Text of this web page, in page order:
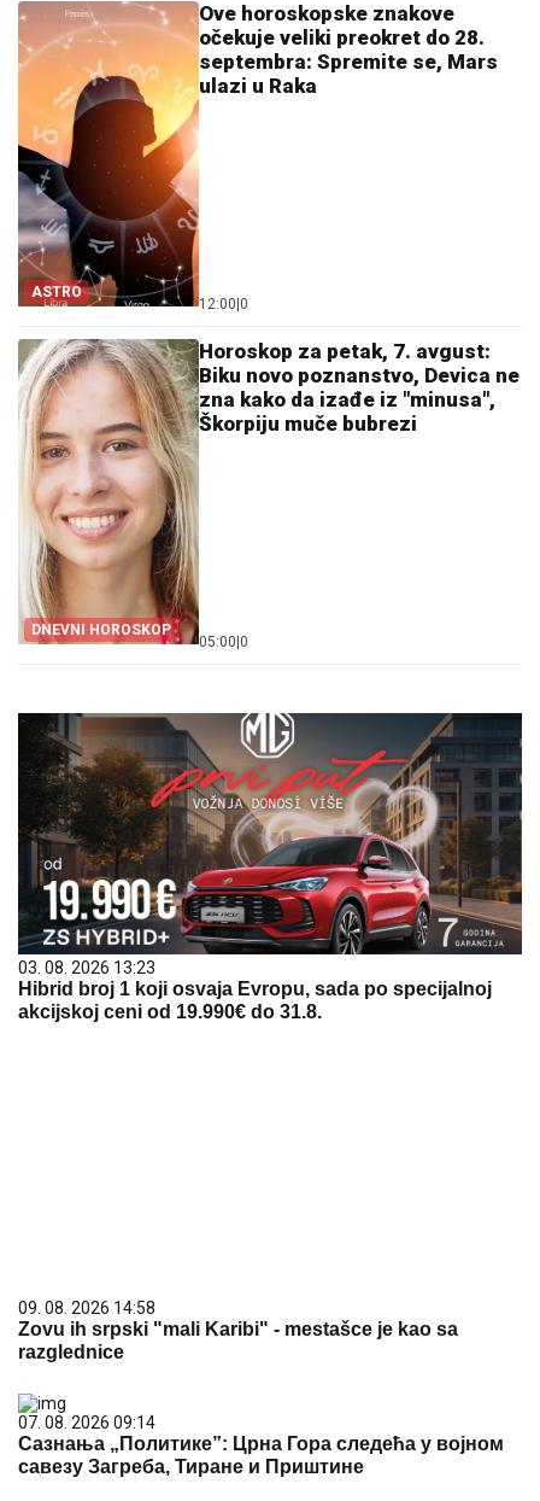
ASTRO
Ove horoskopske znakove
očekuje veliki preokret do 28.
septembra: Spremite se, Mars
ulazi u Raka
12:00 0
DNEVNI HOROSKOP
Horoskop za petak, 7. avgust:
Biku novo poznanstvo, Devica ne
zna kako da izađe iz "minusa",
Škorpiju muče bubrezi
05:00 0
03. 08. 2026 13:23
Hibrid broj 1 koji osvaja Evropu, sada po specijalnoj
akcijskoj ceni od 19.990€ do 31.8.
09. 08. 2026 14:58
Zovu ih srpski "mali Karibi" - mestašce je kao sa
razglednice
07. 08. 2026 09:14
Сазнања „Политике”: Црна Гора следећа у војном
савезу Загреба, Тиране и Приштине